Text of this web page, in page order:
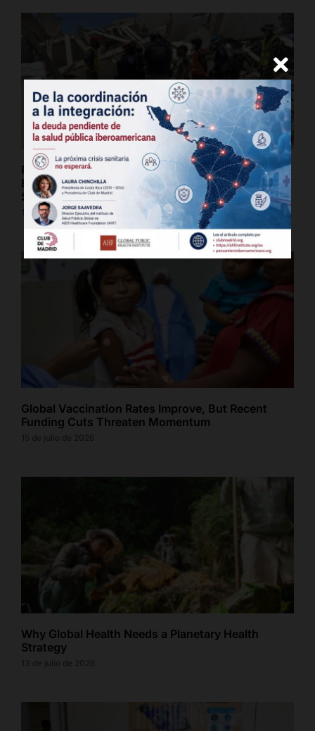
Preparing for a Public Health Crisis: Venezuela’s
Earthquake Response Raises Disease and
Sanitation Concerns
16 de julio de 2026
Global Vaccination Rates Improve, But Recent
Funding Cuts Threaten Momentum
Why Global Health Needs a Planetary Health
Strategy